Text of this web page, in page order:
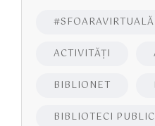
#SFOARAVIRTUALĂ
ACTIVITĂŢI
BIBLIONET
BIBLIOTECI